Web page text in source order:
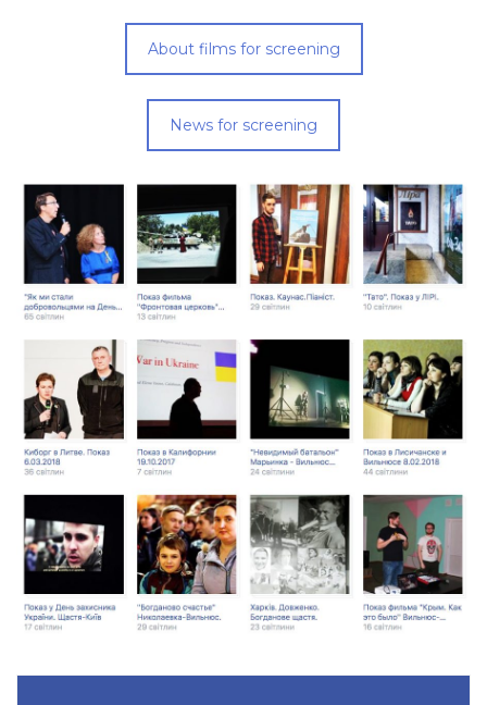
About films for screening
News for screening